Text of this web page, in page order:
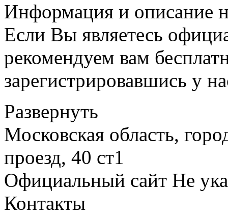
Информация и описание
Если Вы являетесь
рекомендуем вам
зарегистрировавшись у
Развернуть
Московская область,
проезд, 40 ст1
Официальный сайт Не
Контакты